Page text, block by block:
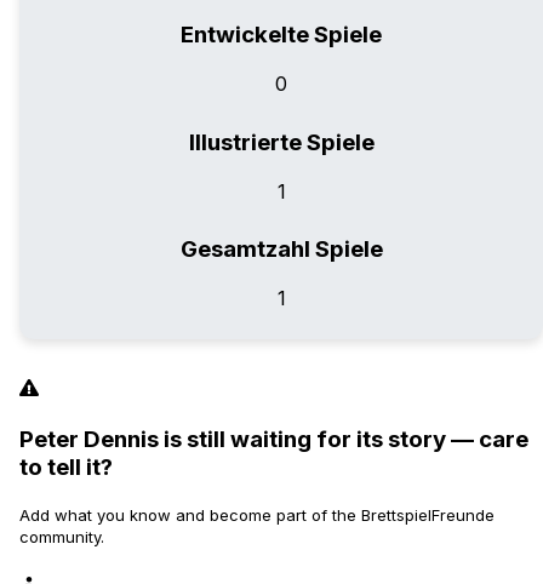
Entwickelte Spiele
0
Illustrierte Spiele
1
Gesamtzahl Spiele
1
Peter Dennis is still waiting for its story — care
to tell it?
Add what you know and become part of the BrettspielFreunde
community.